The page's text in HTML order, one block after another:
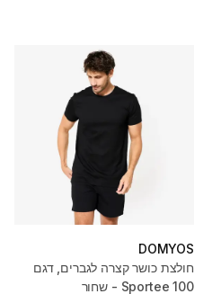
DOMYOS
חולצת כושר קצרה לגברים, דגם
Sportee 100 - שחור